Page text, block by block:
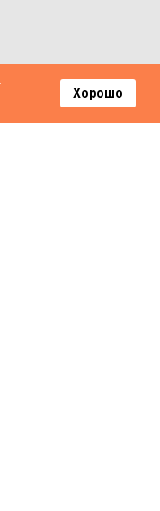
Хорошо